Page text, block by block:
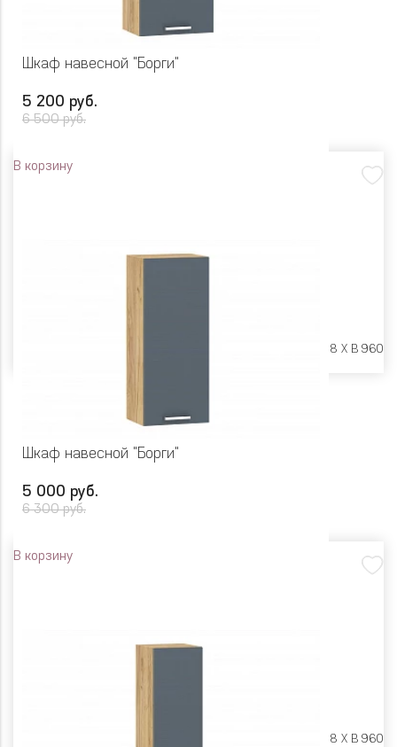
Шкаф навесной "Борги"
5 200 руб.
6 500 руб.
В корзину
Ш 450 X Г 318 X В 960
Шкаф навесной "Борги"
5 000 руб.
6 300 руб.
В корзину
Ш 400 X Г 318 X В 960